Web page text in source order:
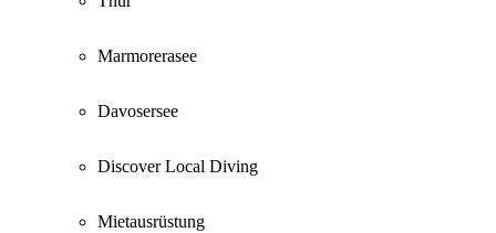
Marmorerasee
Davosersee
Discover Local Diving
Mietausrüstung